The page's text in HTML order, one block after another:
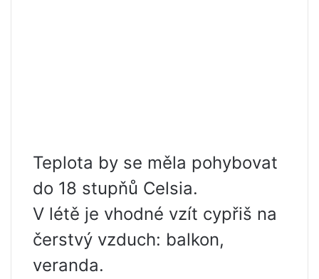
Teplota by se měla pohybovat
do 18 stupňů Celsia.
V létě je vhodné vzít cypřiš na
čerstvý vzduch: balkon,
veranda.